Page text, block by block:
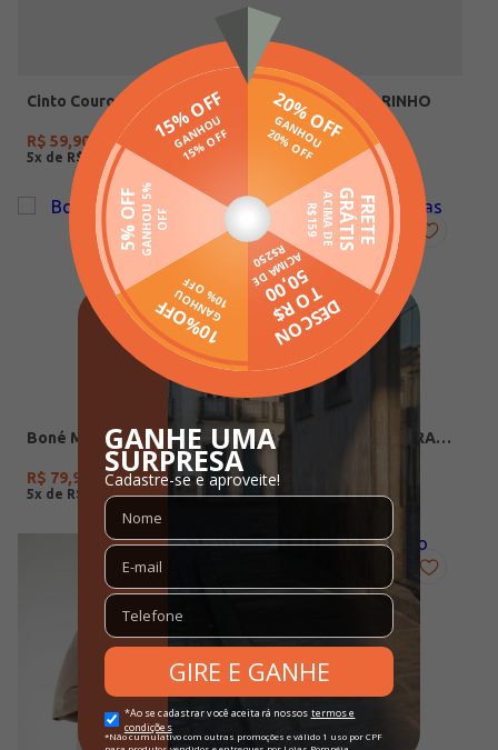
Cinto Couro Masculino PRETO
R$ 59,90
5x de R$ 98
Boné Mormaii MARINHO
R$79 ,90
R$ 15
Boné Mormaii PRETO
R$ 79,90
5x de R$ 98
Boné BB Cot Adidas BRANCO
R$119
5x deR$ 23,98